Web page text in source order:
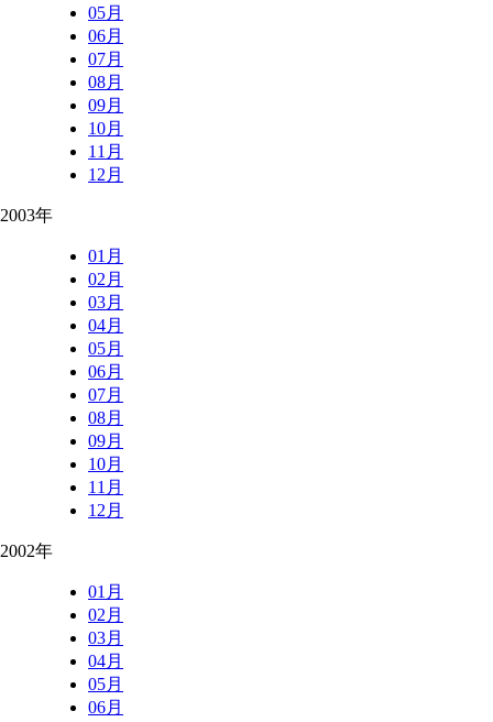
05月
06月
07月
08月
09月
10月
11月
12月
2003年
01月
02月
03月
04月
05月
06月
07月
08月
09月
10月
11月
12月
2002年
01月
02月
03月
04月
05月
06月